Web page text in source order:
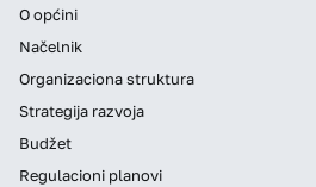
O općini
Načelnik
Organizaciona struktura
Strategija razvoja
Budžet
Regulacioni planovi